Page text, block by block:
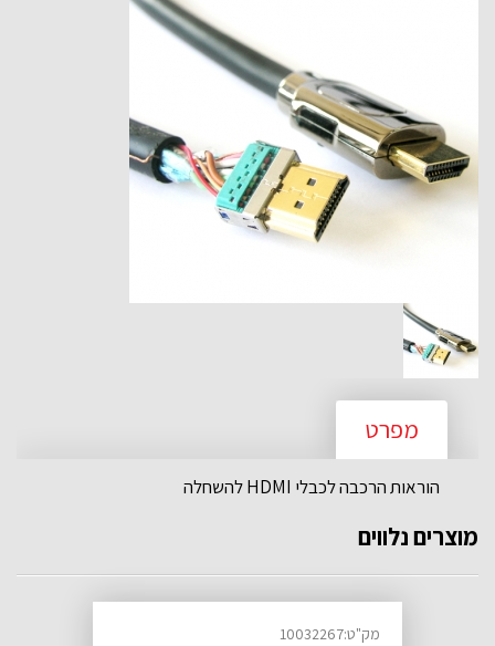
מפרט
הוראות הרכבה לכבלי HDMI להשחלה
מוצרים נלווים
מק"ט:10032267